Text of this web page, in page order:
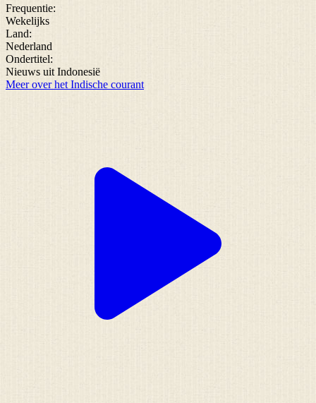
Frequentie:
Wekelijks
Land:
Nederland
Ondertitel:
Nieuws uit Indonesië
Meer over het Indische courant